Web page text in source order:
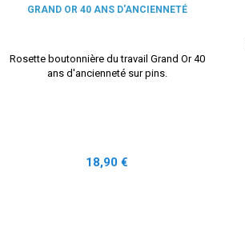
GRAND OR 40 ANS D'ANCIENNETÉ
Rosette boutonnière du travail Grand Or 40
ans d'ancienneté sur pins.
Prix
18,90 €